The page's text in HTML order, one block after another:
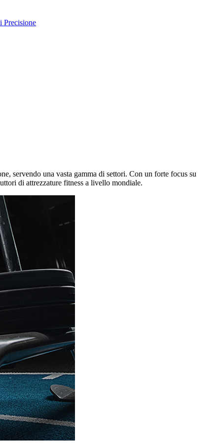
Precisione
servendo una vasta gamma di settori. Con un forte focus su
di attrezzature fitness a livello mondiale.